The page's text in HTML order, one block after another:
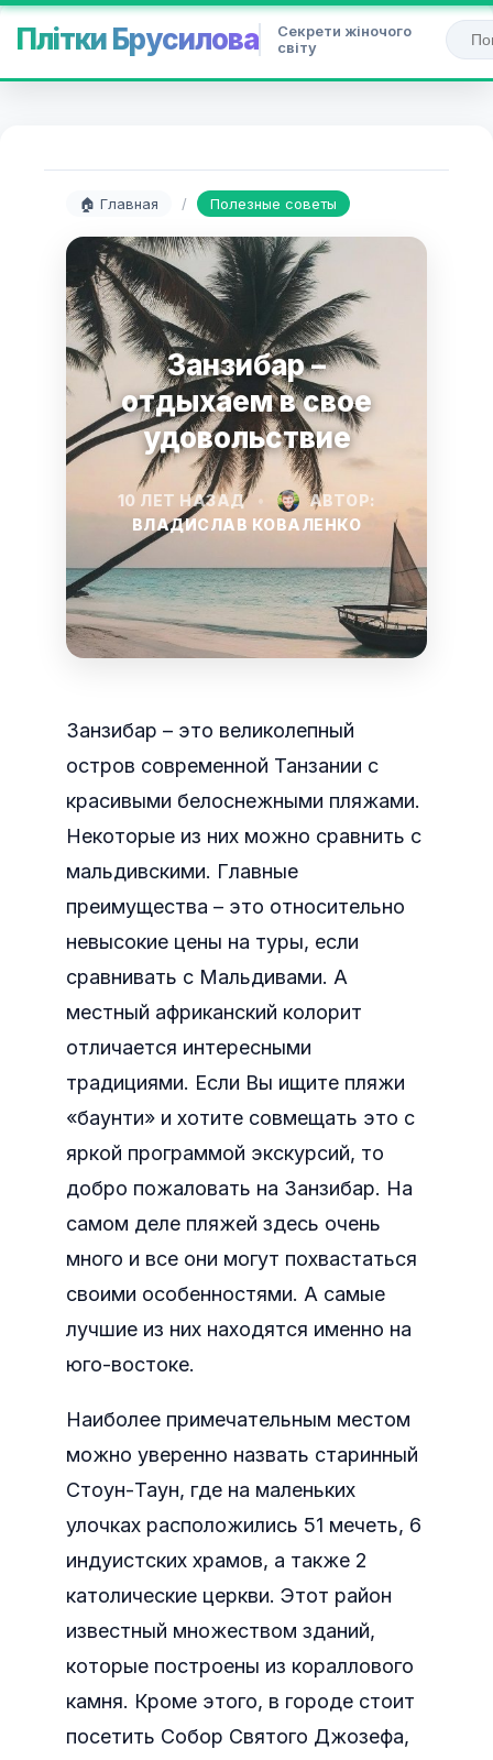
Плітки Брусилова
Секрети жіночого
світу
🏠 Главная / Полезные советы
Занзибар –
отдыхаем в свое
удовольствие
10 ЛЕТ НАЗАД •
АВТОР:
ВЛАДИСЛАВ КОВАЛЕНКО
Занзибар – это великолепный
остров современной Танзании с
красивыми белоснежными пляжами.
Некоторые из них можно сравнить с
мальдивскими. Главные
преимущества – это относительно
невысокие цены на туры, если
сравнивать с Мальдивами. А
местный африканский колорит
отличается интересными
традициями. Если Вы ищите пляжи
«баунти» и хотите совмещать это с
яркой программой экскурсий, то
добро пожаловать на Занзибар. На
самом деле пляжей здесь очень
много и все они могут похвастаться
своими особенностями. А самые
лучшие из них находятся именно на
юго-востоке.
Наиболее примечательным местом
можно уверенно назвать старинный
Стоун-Таун, где на маленьких
улочках расположились 51 мечеть, 6
индуистских храмов, а также 2
католические церкви. Этот район
известный множеством зданий,
которые построены из кораллового
камня. Кроме этого, в городе стоит
посетить Собор Святого Джозефа,